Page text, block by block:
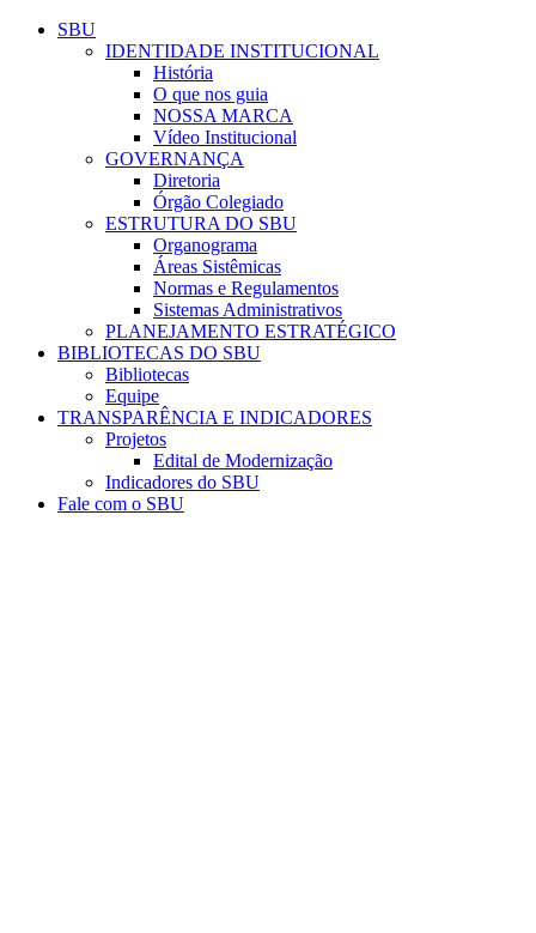
Conteúdo principal
SBU
IDENTIDADE INSTITUCIONAL
História
O que nos guia
NOSSA MARCA
Vídeo Institucional
GOVERNANÇA
Diretoria
Órgão Colegiado
ESTRUTURA DO SBU
Organograma
Áreas Sistêmicas
Normas e Regulamentos
Sistemas Administrativos
PLANEJAMENTO ESTRATÉGICO
BIBLIOTECAS DO SBU
Bibliotecas
Equipe
TRANSPARÊNCIA E INDICADORES
Projetos
Edital de Modernização
Indicadores do SBU
Fale com o SBU